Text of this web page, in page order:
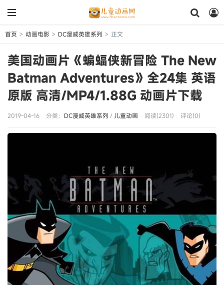
首页 > 动画电影 > DC漫威英雄系列 > 正文
美国动画片《蝙蝠侠新冒险 The New
Batman Adventures》全24集 英语
原版 高清/MP4/1.88G 动画片下载
2019-04-16 分类： DC漫威英雄系列 / 儿童动画 阅读(2301) 评论(0)